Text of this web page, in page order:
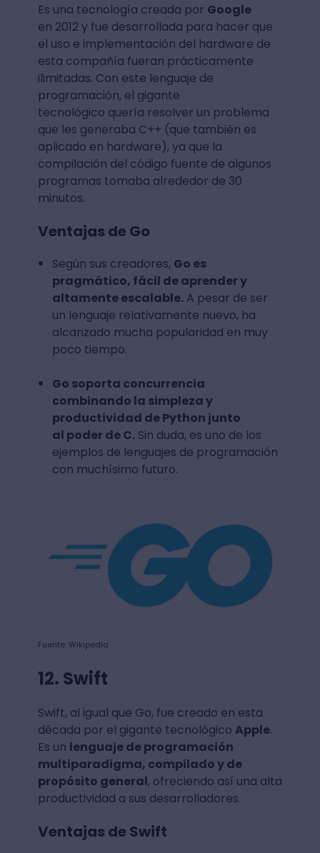
Es una tecnología creada por Google
en 2012 y fue desarrollada para hacer que
el uso e implementación del hardware de
esta compañía fueran prácticamente
ilimitadas. Con este lenguaje de
programación, el gigante
tecnológico quería resolver un problema
que les generaba C++ (que también es
aplicado en hardware), ya que la
compilación del código fuente de algunos
programas tomaba alrededor de 30
minutos.
Ventajas de Go
Según sus creadores, Go es
pragmático, fácil de aprender y
altamente escalable.A pesar de ser
un lenguaje relativamente nuevo, ha
alcanzado mucha popularidad en muy
poco tiempo.
Go soporta concurrencia
combinando la simpleza y
productividad de Python junto
al poder de C.Sin duda, es uno de los
ejemplos de lenguajes de programación
con muchísimo futuro.
Fuente: Wikipedia
12. Swift
Swift, al igual que Go, fue creado en esta
década por el gigante tecnológico Apple.
Es un lenguaje de programación
multiparadigma, compilado y de
propósito general, ofreciendo así una alta
productividad a sus desarrolladores.
Ventajas de Swift